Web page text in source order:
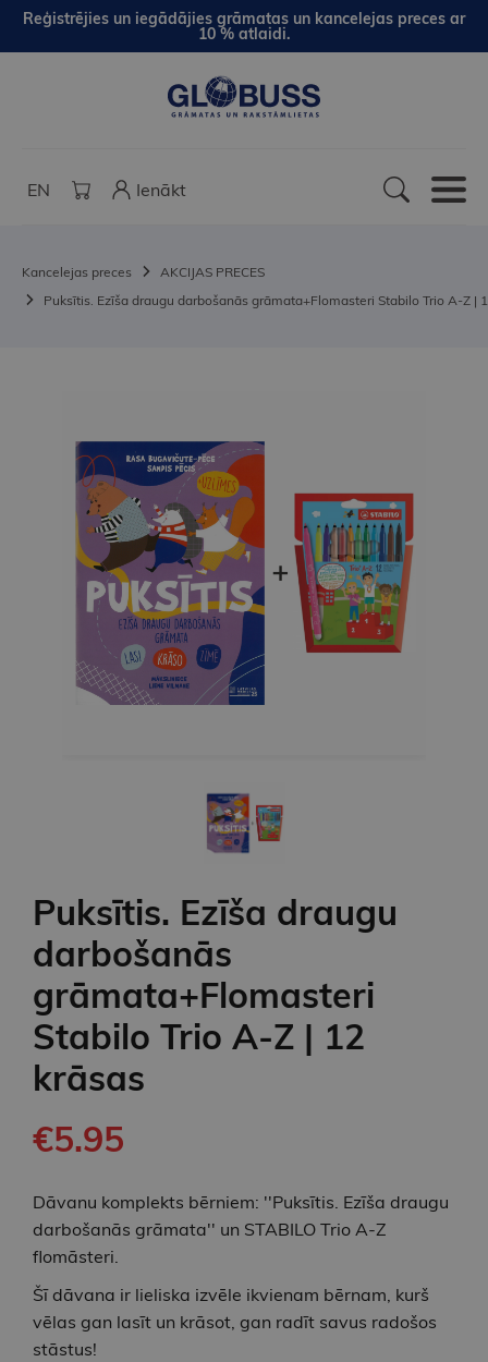
Reģistrējies un iegādājies grāmatas un kancelejas preces ar
10 % atlaidi.
EN Ienākt
Kancelejas preces
AKCIJAS PRECES
Puksītis. Ezīša draugu darbošanās grāmata+Flomasteri Stabilo Trio A-Z |
Puksītis. Ezīša draugu
darbošanās
grāmata+Flomasteri
Stabilo Trio A-Z | 12
krāsas
€5.95
Dāvanu komplekts bērniem: ''Puksītis. Ezīša draugu
darbošanās grāmata'' un STABILO Trio A-Z
flomāsteri.
Šī dāvana ir lieliska izvēle ikvienam bērnam, kurš
vēlas gan lasīt un krāsot, gan radīt savus radošos
stāstus!